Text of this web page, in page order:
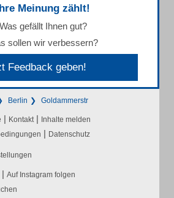
Meinung zählt!
Was gefällt Ihnen gut?
sollen wir verbessern?
Feedback geben!
Berlin Goldammerstr
| Kontakt | Inhalte melden
| Datenschutz
| Auf Instagram folgen